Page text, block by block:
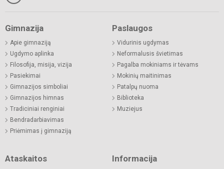
Gimnazija
Apie gimnaziją
Ugdymo aplinka
Filosofija, misija, vizija
Pasiekimai
Gimnazijos simboliai
Gimnazijos himnas
Tradiciniai renginiai
Bendradarbiavimas
Priėmimas į gimnaziją
Paslaugos
Vidurinis ugdymas
Neformalusis švietimas
Pagalba mokiniams ir tėvams
Mokinių maitinimas
Patalpų nuoma
Biblioteka
Muziejus
Ataskaitos Informacija